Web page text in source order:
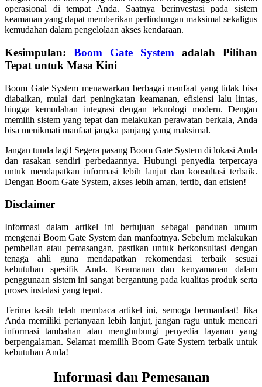
operasional di tempat Anda. Saatnya berinvestasi pada sistem
keamanan yang dapat memberikan perlindungan maksimal sekaligus
kemudahan dalam pengelolaan akses kendaraan.
Kesimpulan: Boom Gate System adalah Pilihan
Tepat untuk Masa Kini
Boom Gate System menawarkan berbagai manfaat yang tidak bisa
diabaikan, mulai dari peningkatan keamanan, efisiensi lalu lintas,
hingga kemudahan integrasi dengan teknologi modern. Dengan
memilih sistem yang tepat dan melakukan perawatan berkala, Anda
bisa menikmati manfaat jangka panjang yang maksimal.
Jangan tunda lagi! Segera pasang Boom Gate System di lokasi Anda
dan rasakan sendiri perbedaannya. Hubungi penyedia terpercaya
untuk mendapatkan informasi lebih lanjut dan konsultasi terbaik.
Dengan Boom Gate System, akses lebih aman, tertib, dan efisien!
Disclaimer
Informasi dalam artikel ini bertujuan sebagai panduan umum
mengenai Boom Gate System dan manfaatnya. Sebelum melakukan
pembelian atau pemasangan, pastikan untuk berkonsultasi dengan
tenaga ahli guna mendapatkan rekomendasi terbaik sesuai
kebutuhan spesifik Anda. Keamanan dan kenyamanan dalam
penggunaan sistem ini sangat bergantung pada kualitas produk serta
proses instalasi yang tepat.
Terima kasih telah membaca artikel ini, semoga bermanfaat! Jika
Anda memiliki pertanyaan lebih lanjut, jangan ragu untuk mencari
informasi tambahan atau menghubungi penyedia layanan yang
berpengalaman. Selamat memilih Boom Gate System terbaik untuk
kebutuhan Anda!
Informasi dan Pemesanan